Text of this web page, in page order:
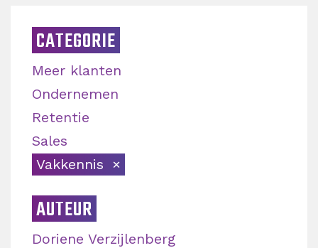
CATEGORIE
Meer klanten
Ondernemen
Retentie
Sales
Vakkennis
AUTEUR
Doriene Verzijlenberg